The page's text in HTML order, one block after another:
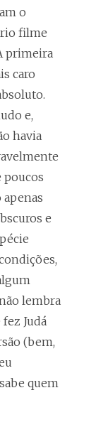
o
filme
primeira
caro
e,
havia
poucos
e
lembra
Judá
(bem,
quem